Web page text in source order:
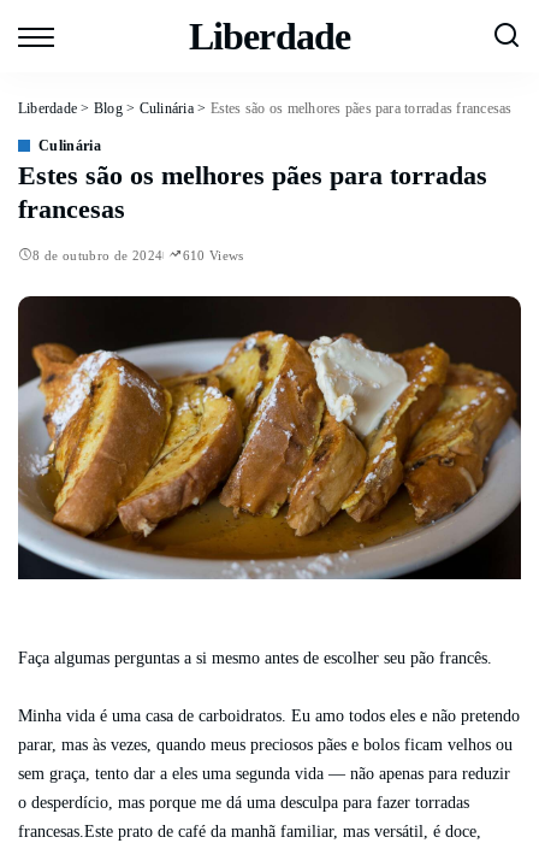
Liberdade
Liberdade > Blog> Culinária> Estes são os melhores pães para torradas francesas
Culinária
Estes são os melhores pães para torradas
francesas
8 de outubro de 2024 610 Views
Faça algumas perguntas a si mesmo antes de escolher seu pão francês.
Minha vida é uma casa de carboidratos. Eu amo todos eles e não pretendo
parar, mas às vezes, quando meus preciosos pães e bolos ficam velhos ou
sem graça, tento dar a eles uma segunda vida — não apenas para reduzir
o desperdício, mas porque me dá uma desculpa para fazer torradas
francesas.Este prato de café da manhã familiar, mas versátil, é doce,